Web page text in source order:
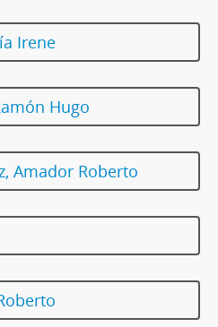
Irene
Hugo
Amador Roberto